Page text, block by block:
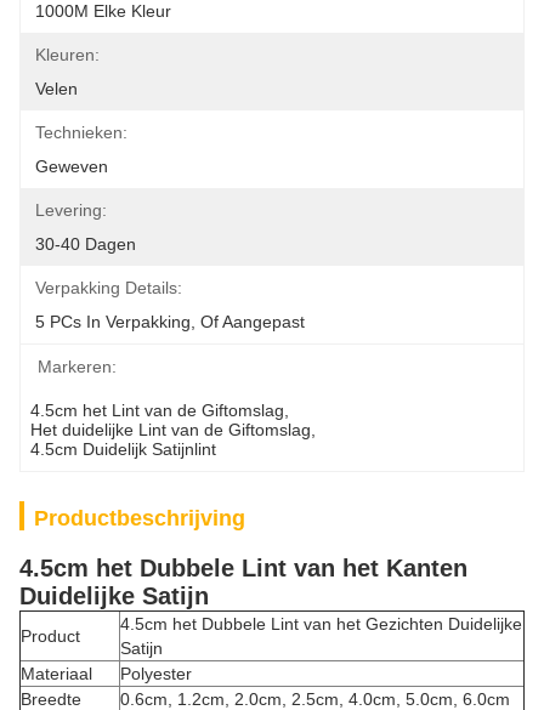
1000M Elke Kleur
Kleuren:
Velen
Technieken:
Geweven
Levering:
30-40 Dagen
Verpakking Details:
5 PCs In Verpakking, Of Aangepast
Markeren:
4.5cm het Lint van de Giftomslag
Het duidelijke Lint van de Giftomslag
4.5cm Duidelijk Satijnlint
Productbeschrijving
4.5cm het Dubbele Lint van het Kanten
Duidelijke Satijn
Product
4.5cm het Dubbele Lint van het Gezichten Duidelijke
Satijn
Materiaal
Polyester
Breedte
0.6cm, 1.2cm, 2.0cm, 2.5cm, 4.0cm, 5.0cm, 6.0cm